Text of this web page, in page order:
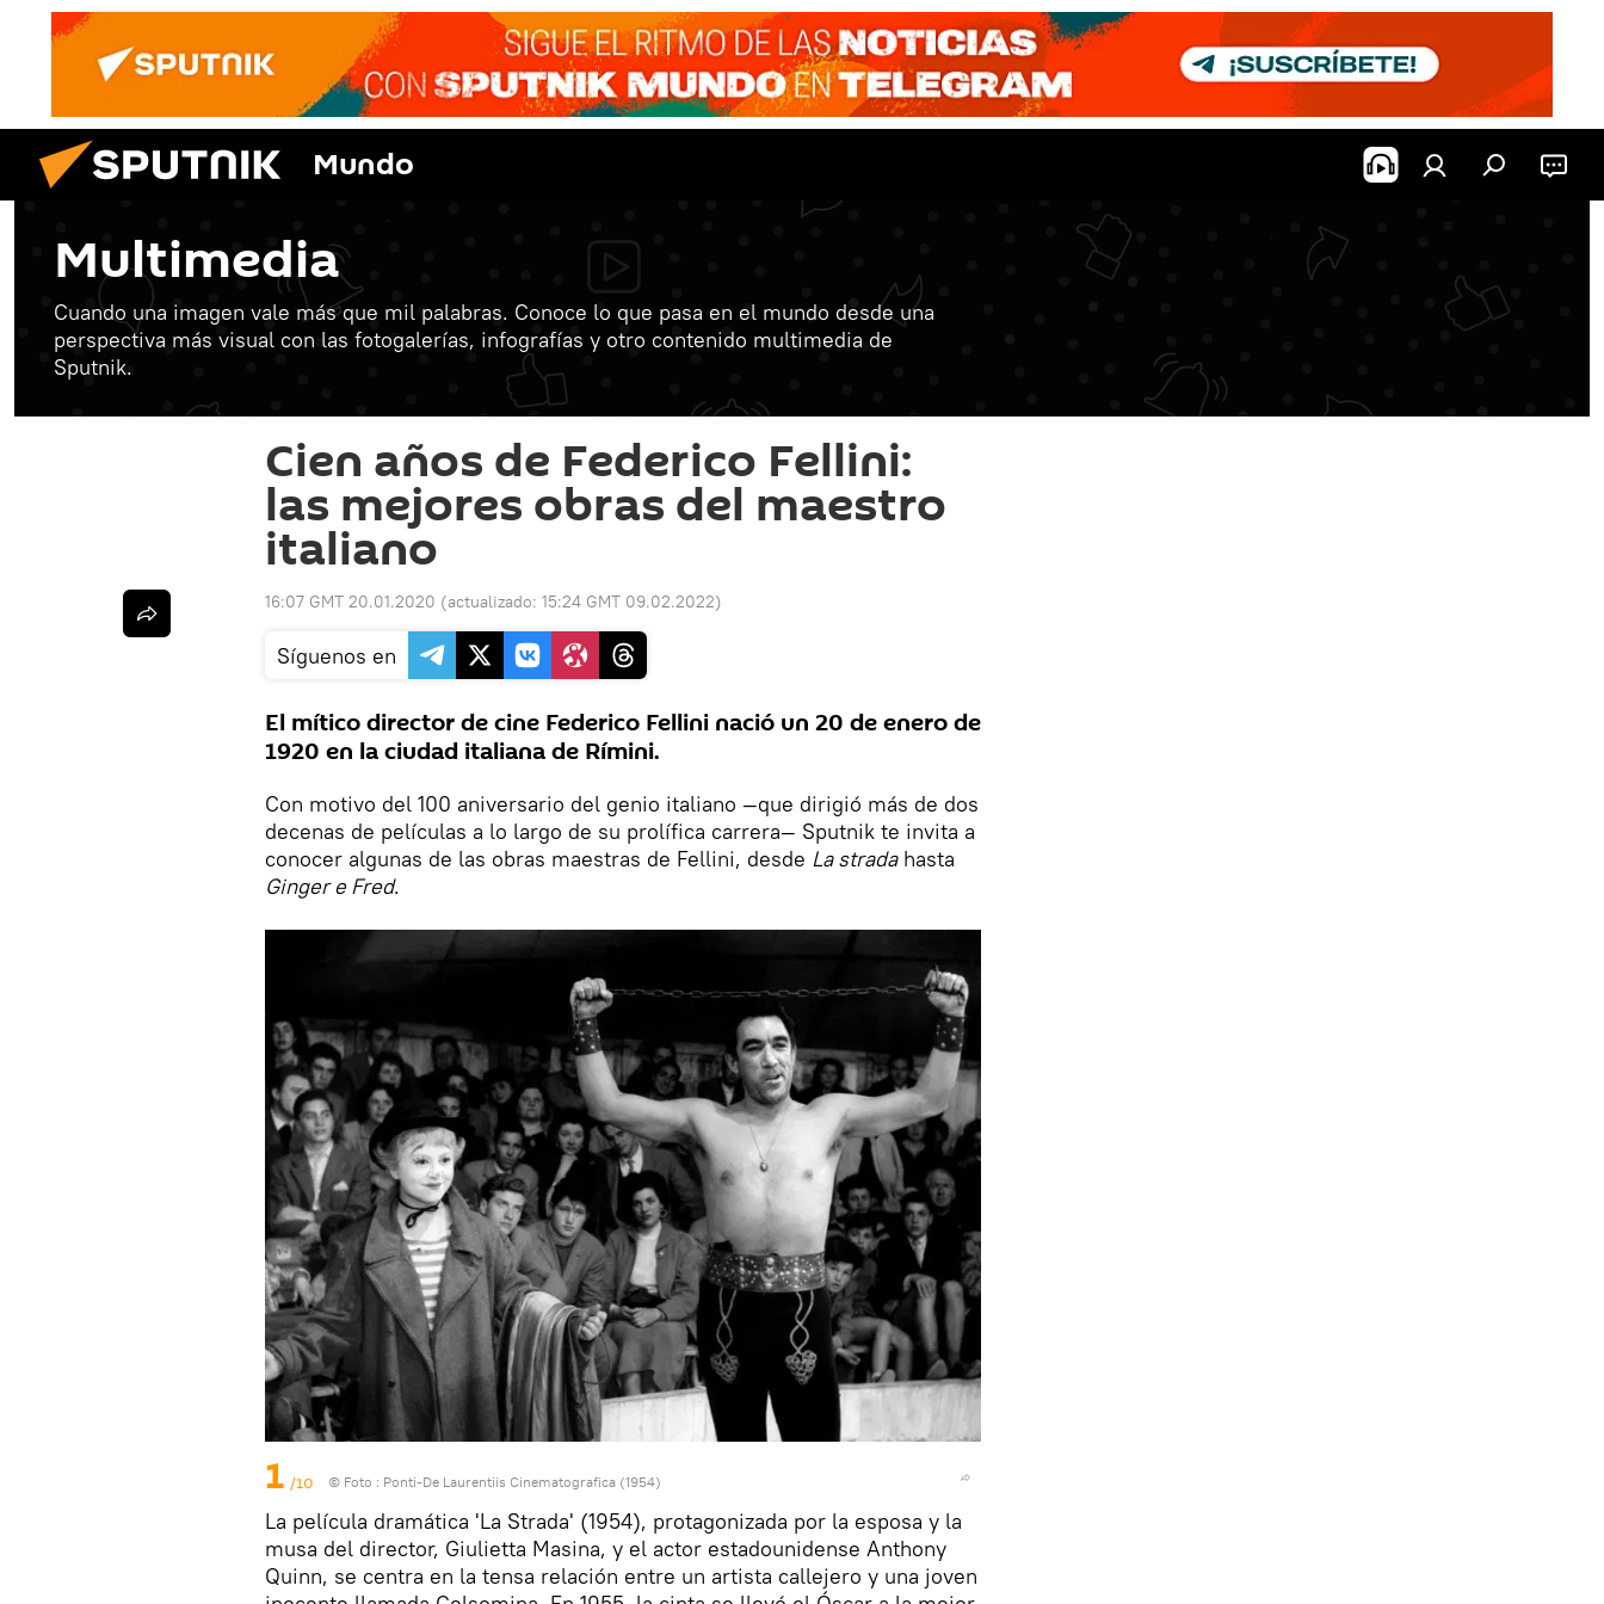
Mundo
Multimedia
Cuando una imagen vale más que mil palabras. Conoce lo que pasa en el mundo desde una
perspectiva más visual con las fotogalerías, infografías y otro contenido multimedia de
Sputnik.
Cien años de Federico Fellini:
las mejores obras del maestro
italiano
16:07 GMT 20.01.2020 (actualizado: 15:24 GMT 09.02.2022)
Síguenos en
El mítico director de cine Federico Fellini nació un 20 de enero de
1920 en la ciudad italiana de Rímini.
Con motivo del 100 aniversario del genio italiano —que dirigió más de dos
decenas de películas a lo largo de su prolífica carrera— Sputnik te invita a
conocer algunas de las obras maestras de Fellini, desde La stradahasta
Ginger e Fred.
1 /10 © Foto : Ponti-De Laurentiis Cinematografica (1954)
La película dramática 'La Strada' (1954), protagonizada por la esposa y la
musa del director, Giulietta Masina, y el actor estadounidense Anthony
Quinn, se centra en la tensa relación entre un artista callejero y una joven